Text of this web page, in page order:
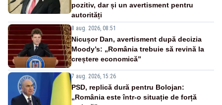
pozitiv, dar și un avertisment pentru
autorități
8 aug. 2026, 08:51
Nicușor Dan, avertisment după decizia
Moody’s: „România trebuie să revină la
creștere economică”
7 aug. 2026, 15:26
PSD, replică dură pentru Bolojan:
„România este într-o situație de forță